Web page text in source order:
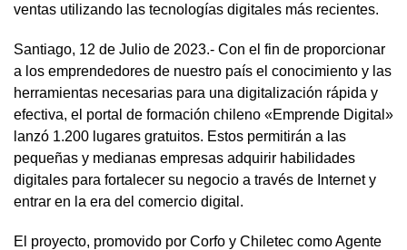
ventas utilizando las tecnologías digitales más recientes.
Santiago, 12 de Julio de 2023.- Con el fin de proporcionar
a los emprendedores de nuestro país el conocimiento y las
herramientas necesarias para una digitalización rápida y
efectiva, el portal de formación chileno «Emprende Digital»
lanzó 1.200 lugares gratuitos. Estos permitirán a las
pequeñas y medianas empresas adquirir habilidades
digitales para fortalecer su negocio a través de Internet y
entrar en la era del comercio digital.
El proyecto, promovido por Corfo y Chiletec como Agente